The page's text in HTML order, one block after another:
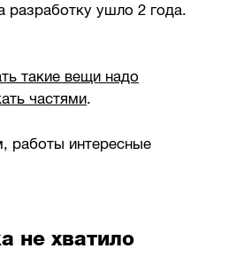
разработку ушло 2 года.
такие вещи надо
частями.
работы интересные
не хватило